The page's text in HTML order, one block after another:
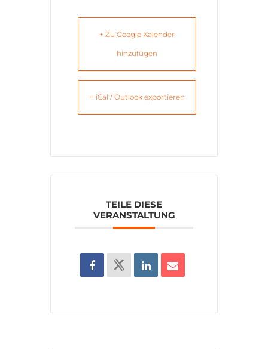
+ Zu Google Kalender
hinzufügen
+ iCal / Outlook exportieren
TEILE DIESE
VERANSTALTUNG